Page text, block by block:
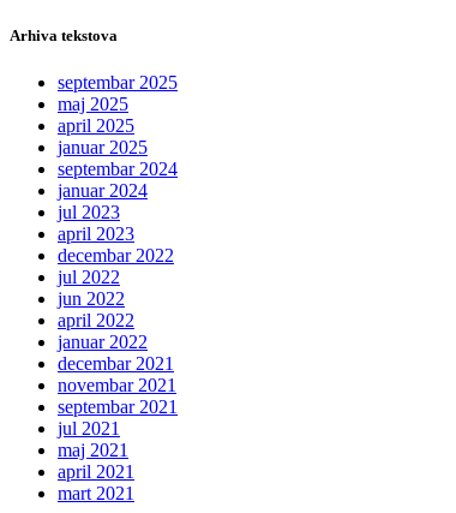
Arhiva tekstova
septembar 2025
maj 2025
april 2025
januar 2025
septembar 2024
januar 2024
jul 2023
april 2023
decembar 2022
jul 2022
jun 2022
april 2022
januar 2022
decembar 2021
novembar 2021
septembar 2021
jul 2021
maj 2021
april 2021
mart 2021